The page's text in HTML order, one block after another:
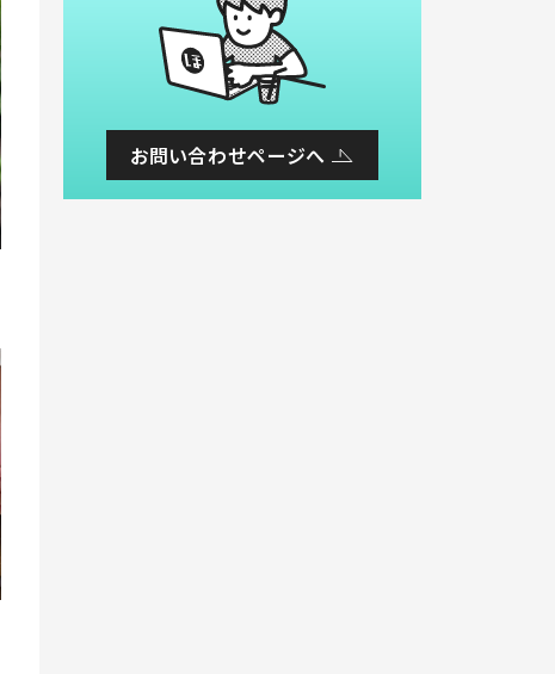
お問い合わせページへ